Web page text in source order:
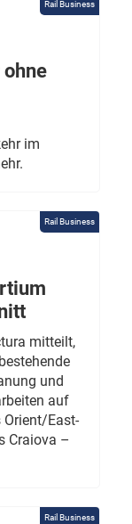
Rail Business
im
Rail Business
mitteilt,
und
auf
East-
Craiova –
Rail Business